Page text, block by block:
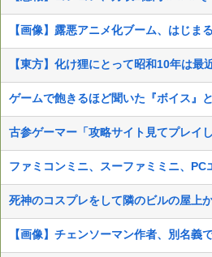
【画像】露悪アニメ化ブーム、はじま
【東方】化け狸にとって昭和10年は最
ゲームで飽きるほど聞いた『ボイス』
【画像】チェンソーマン作者、別名義